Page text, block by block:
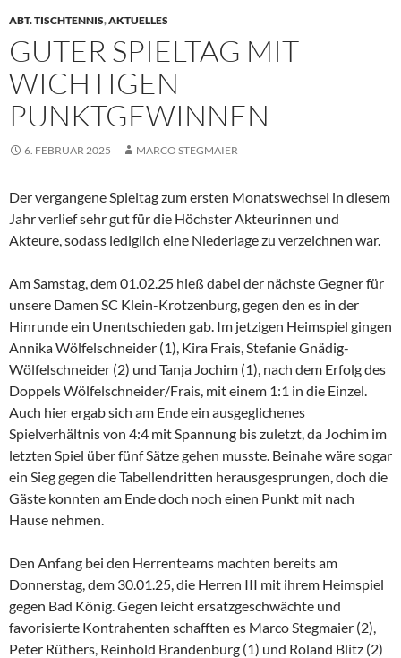
ABT. TISCHTENNIS,AKTUELLES
GUTER SPIELTAG MIT
WICHTIGEN
PUNKTGEWINNEN
6. FEBRUAR 2025 MARCO STEGMAIER
Der vergangene Spieltag zum ersten Monatswechsel in diesem
Jahr verlief sehr gut für die Höchster Akteurinnen und
Akteure, sodass lediglich eine Niederlage zu verzeichnen war.
Am Samstag, dem 01.02.25 hieß dabei der nächste Gegner für
unsere Damen SC Klein-Krotzenburg, gegen den es in der
Hinrunde ein Unentschieden gab. Im jetzigen Heimspiel gingen
Annika Wölfelschneider (1), Kira Frais, Stefanie Gnädig-
Wölfelschneider (2) und Tanja Jochim (1), nach dem Erfolg des
Doppels Wölfelschneider/Frais, mit einem 1:1 in die Einzel.
Auch hier ergab sich am Ende ein ausgeglichenes
Spielverhältnis von 4:4 mit Spannung bis zuletzt, da Jochim im
letzten Spiel über fünf Sätze gehen musste. Beinahe wäre sogar
ein Sieg gegen die Tabellendritten herausgesprungen, doch die
Gäste konnten am Ende doch noch einen Punkt mit nach
Hause nehmen.
Den Anfang bei den Herrenteams machten bereits am
Donnerstag, dem 30.01.25, die Herren III mit ihrem Heimspiel
gegen Bad König. Gegen leicht ersatzgeschwächte und
favorisierte Kontrahenten schafften es Marco Stegmaier (2),
Peter Rüthers, Reinhold Brandenburg (1) und Roland Blitz (2)